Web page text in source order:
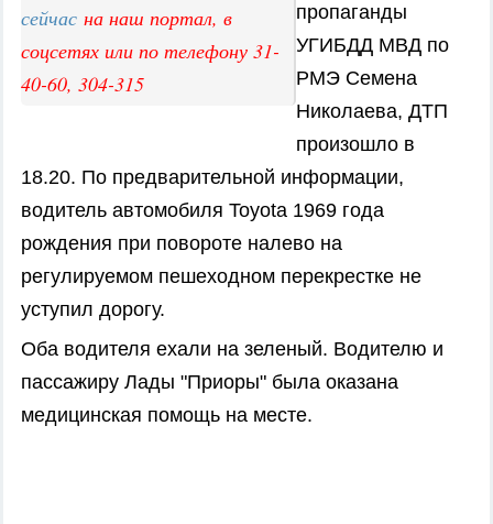
сейчас на наш портал, в
соцсетях или по телефону 31-
40-60, 304-315
пропаганды
УГИБДД МВД по
РМЭ Семена
Николаева, ДТП
произошло в
18.20. По предварительной информации,
водитель автомобиля Toyota 1969 года
рождения при повороте налево на
регулируемом пешеходном перекрестке не
уступил дорогу.
Оба водителя ехали на зеленый. Водителю и
пассажиру Лады "Приоры" была оказана
медицинская помощь на месте.